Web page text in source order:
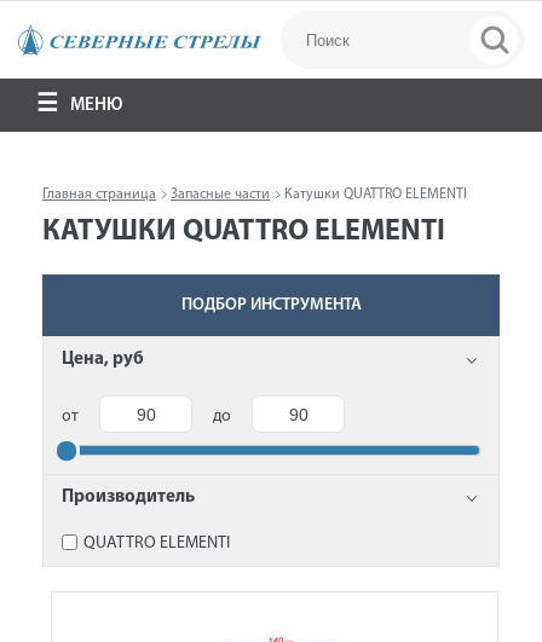
МЕНЮ
Главная страница Запасные части Катушки QUATTRO ELEMENTI
КАТУШКИ QUATTRO ELEMENTI
ПОДБОР ИНСТРУМЕНТА
Цена, руб
от до
Производитель
QUATTRO ELEMENTI